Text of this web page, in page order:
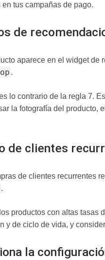
tus campañas de pago.
de
aparece en el widget de
.
lo contrario de la regla 7.
la fotografía del producto,
de clientes
de clientes recurrentes
.
los productos con altas tasas
y de ciclo de vida, y
la